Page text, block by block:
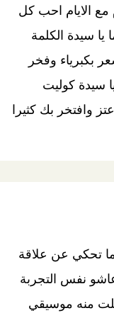
مع الايام احب كل
يا سيدة الكلمة
بكبرياء وفخر
سيدة كوليت
وافتخر بك كثيرا
تحكي عن علاقة
عاشو نفس التجربة
منه موسيقي